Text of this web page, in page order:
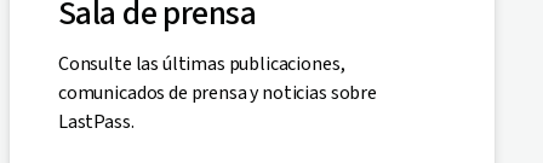
Sala de prensa
Consulte las últimas publicaciones,
comunicados de prensa y noticias sobre
LastPass.